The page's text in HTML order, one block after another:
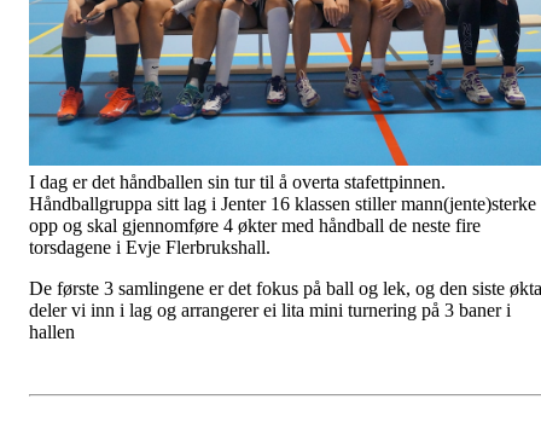
I dag er det håndballen sin tur til å overta stafettpinnen.
Håndballgruppa sitt lag i Jenter 16 klassen stiller mann(jente)sterke
opp og skal gjennomføre 4 økter med håndball de neste fire
torsdagene i Evje Flerbrukshall.
De første 3 samlingene er det fokus på ball og lek, og den siste økta
deler vi inn i lag og arrangerer ei lita mini turnering på 3 baner i
hallen